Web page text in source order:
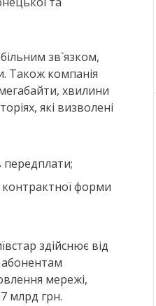
зв`язком,
Також компанія
хвилини
які визволені
передплати;
контрактної форми
здійснює від
абонентам
мережі,
млрд грн.